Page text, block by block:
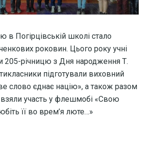
в Погірцівській школі стало
роковин. Цього року учні
205-річницю з Дня народження Т.
підготували виховний
слово єднає націю», а також разом
взяли участь у флешмобі «Свою
її во врем’я люте…»